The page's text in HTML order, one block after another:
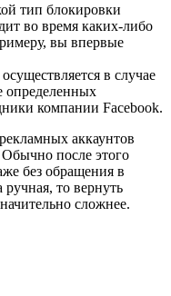
тип блокировки
во время каких-либо
вы впервые
в случае
определенных
компании Facebook.
аккаунтов
после этого
без обращения в
то вернуть
сложнее.